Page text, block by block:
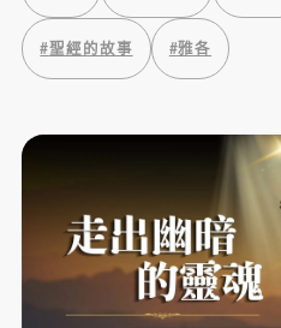
#聖經的故事 #雅各